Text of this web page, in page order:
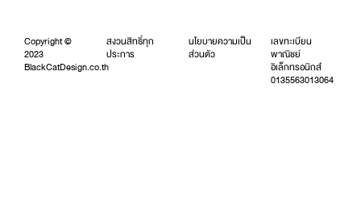
Copyright ©
2023
BlackCatDesign.co.th
สงวนสิทธิ์ทุก
ประการ
นโยบายความเป็น
ส่วนตัว
เลขทะเบียน
พาณิชย์
อิเล็กทรอนิกส์์
0135563013064